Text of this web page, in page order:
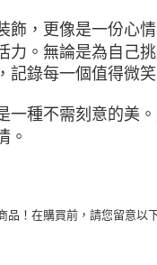
飾，更像是一份心
力。無論是為自己
記錄每一個值得微笑
一種不需刻意的美
。
品！在購買前，請您留意以